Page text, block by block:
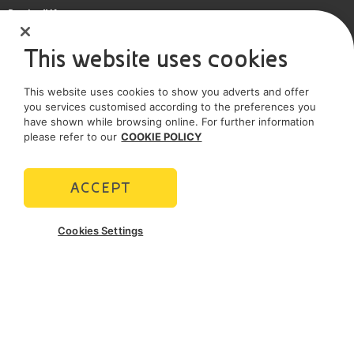
Partita IVA
IT 01768800748 - R.E.A. Milano n.1351279
Società soggetta all'attività di direzione e coordinamento dell'Eni S.p.A.
Società con unico socio
SOCIAL MEDIA
POLICIES
Termini e Condizioni
This website uses cookies
This website uses cookies to show you adverts and offer
you services customised according to the preferences you
have shown while browsing online. For further information
please refer to our COOKIE POLICY
Cookies Settings
ACCEPT